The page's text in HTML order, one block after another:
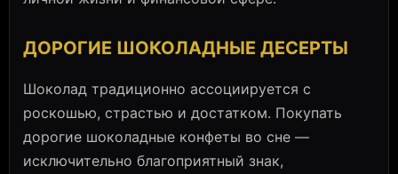
ДОРОГИЕ ШОКОЛАДНЫЕ ДЕСЕРТЫ
Шоколад традиционно ассоциируется с
роскошью, страстью и достатком. Покупать
дорогие шоколадные конфеты во сне —
исключительно благоприятный знак,